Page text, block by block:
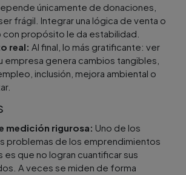
únicamente de donaciones,
frágil. Integrar una lógica de venta o
con propósito le da estabilidad.
real: Al final, lo más gratificante: ver
empresa genera cambios tangibles,
inclusión, mejora ambiental o
medición rigurosa: Uno de los
problemas de los emprendimientos
es que no logran cuantificar sus
A veces se miden de forma